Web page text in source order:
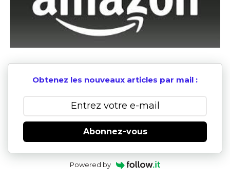
Obtenez les nouveaux articles par mail :
Abonnez-vous
Powered by